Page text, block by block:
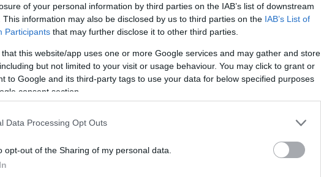
of your personal information by third parties on the IAB’s list of downstream
This information may also be disclosed by us to third parties on the IAB’s List of
Participants that may further disclose it to other third parties.
that this website/app uses one or more Google services and may gather and store
but not limited to your visit or usage behaviour. You may click to grant or
to Google and its third-party tags to use your data for below specified purposes
consent section.
Data Processing Opt Outs
opt-out of the Sharing of my personal data.